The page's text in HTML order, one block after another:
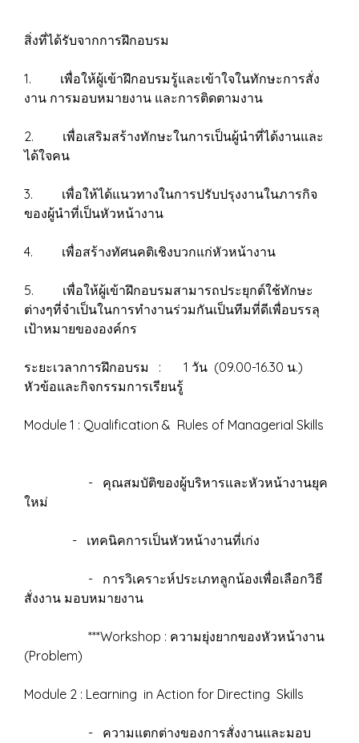
สิ่งที่ได้รับจากการฝึกอบรม
1. เพื่อให้ผู้เข้าฝึกอบรมรู้และเข้าใจในทักษะการสั่ง
งาน การมอบหมายงาน และการติดตามงาน
2. เพื่อเสริมสร้างทักษะในการเป็นผู้นำที่ได้งานและ
ได้ใจคน
3. เพื่อให้ได้แนวทางในการปรับปรุงงานในภารกิจ
ของผู้นำที่เป็นหัวหน้างาน
4. เพื่อสร้างทัศนคติเชิงบวกแก่หัวหน้างาน
5. เพื่อให้ผู้เข้าฝึกอบรมสามารถประยุกต์ใช้ทักษะ
ต่างๆที่จำเป็นในการทำงานร่วมกันเป็นทีมที่ดีเพื่อบรรลุ
เป้าหมายขององค์กร
ระยะเวลาการฝึกอบรม : 1 วัน (09.00-16.30 น.)
หัวข้อและกิจกรรมการเรียนรู้
Module 1 : Qualification & Rules of Managerial Skills
- คุณสมบัติของผู้บริหารและหัวหน้างานยุค
ใหม่
- เทคนิคการเป็นหัวหน้างานที่เก่ง
- การวิเคราะห์ประเภทลูกน้องเพื่อเลือกวิธี
สั่งงาน มอบหมายงาน
***Workshop : ความยุ่งยากของหัวหน้างาน
(Problem)
Module 2 : Learning in Action for Directing Skills
- ความแตกต่างของการสั่งงานและมอบ